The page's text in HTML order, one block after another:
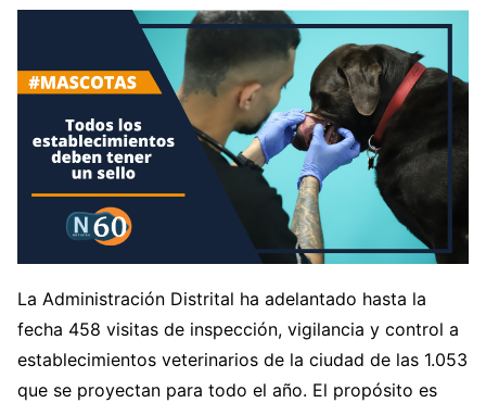
La Administración Distrital ha adelantado hasta la
fecha 458 visitas de inspección, vigilancia y control a
establecimientos veterinarios de la ciudad de las 1.053
que se proyectan para todo el año. El propósito es